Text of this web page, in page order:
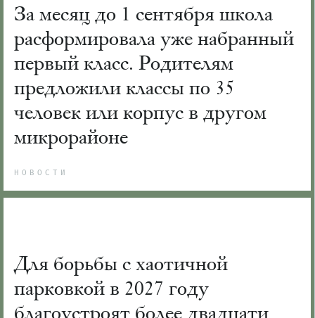
За месяц до 1 сентября школа
расформировала уже набранный
первый класс. Родителям
предложили классы по 35
человек или корпус в другом
микрорайоне
НОВОСТИ
Для борьбы с хаотичной
парковкой в 2027 году
благоустроят более двадцати